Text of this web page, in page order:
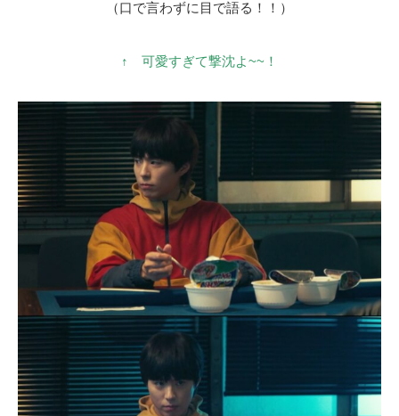
（口で言わずに目で語る！！）
↑ 可愛すぎて撃沈よ~~！